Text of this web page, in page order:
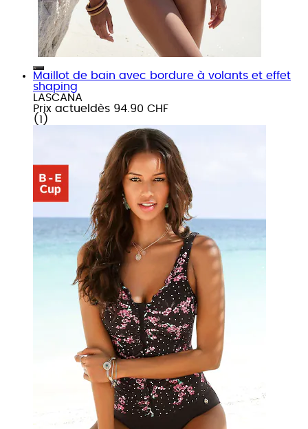
Maillot de bain avec bordure à volants et effet
shaping
LASCANA
Prix actuel dès 94.90 CHF
( 1 )